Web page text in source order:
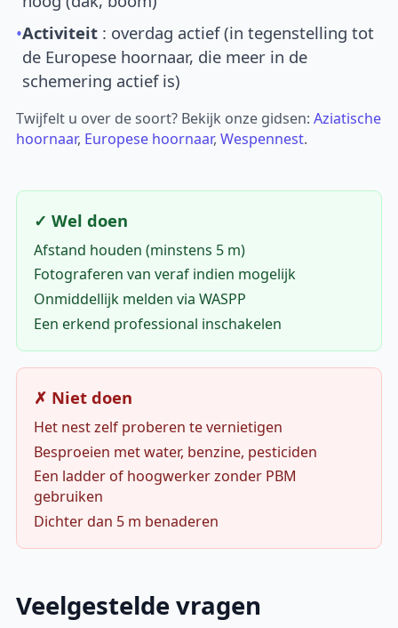
•Activiteit : overdag actief (in tegenstelling tot
de Europese hoornaar, die meer in de
schemering actief is)
Twijfelt u over de soort? Bekijk onze gidsen:Aziatische
hoornaar, Europese hoornaar,Wespennest.
✓ Wel doen
Afstand houden (minstens 5 m)
Fotograferen van veraf indien mogelijk
Onmiddellijk melden via WASPP
Een erkend professional inschakelen
✗ Niet doen
Het nest zelf proberen te vernietigen
Besproeien met water, benzine, pesticiden
Een ladder of hoogwerker zonder PBM
gebruiken
Dichter dan 5 m benaderen
Veelgestelde vragen